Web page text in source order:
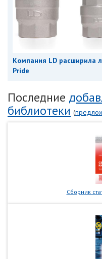
Компания LD расширила
Pride
Последние
библиотеки (
Сборник